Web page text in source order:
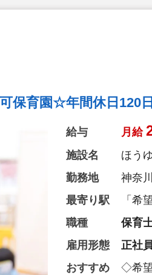
保育園☆年間休日120
給与 月給
施設名
ほう
勤務地
神奈
最寄り駅
「希
職種
保育
雇用形態
正社
おすすめ
◇希